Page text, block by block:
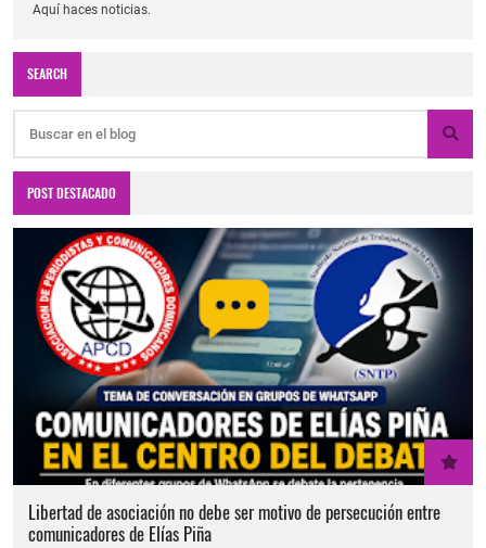
Aquí haces noticias.
SEARCH
POST DESTACADO
Libertad de asociación no debe ser motivo de persecución entre
comunicadores de Elías Piña